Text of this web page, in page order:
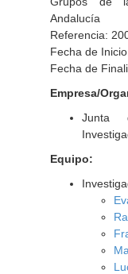
Andalucía
Referencia:
Fecha de
Fecha de
Empresa/
Junta
Equipo: